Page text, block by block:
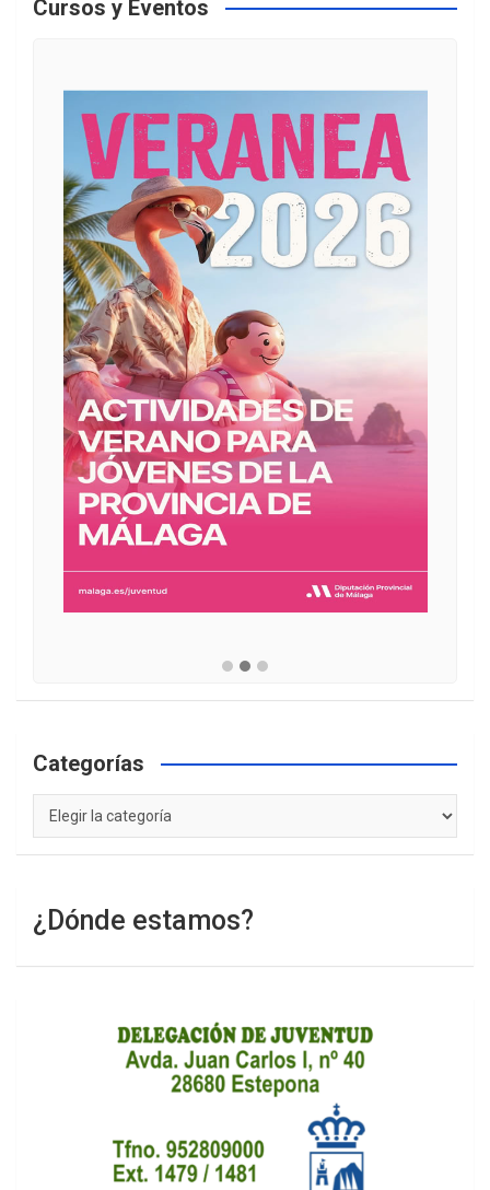
Cursos y Eventos
Categorías
Categorías
¿Dónde estamos?